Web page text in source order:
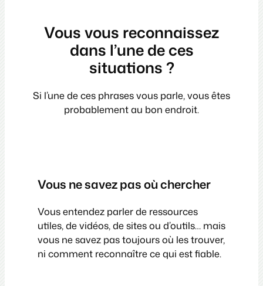
Vous vous reconnaissez
dans l’une de ces
situations ?
Si l’une de ces phrases vous parle, vous êtes
probablement au bon endroit.
Vous ne savez pas où chercher
Vous entendez parler de ressources
utiles, de vidéos, de sites ou d’outils… mais
vous ne savez pas toujours où les trouver,
ni comment reconnaître ce qui est fiable.